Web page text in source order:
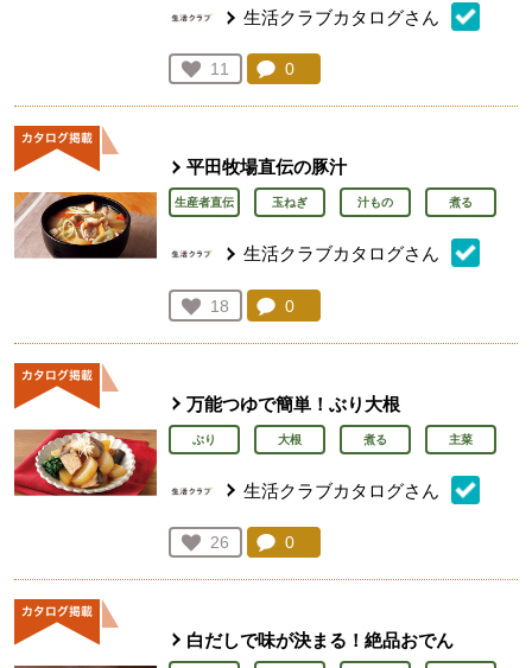
生活クラブカタログさん
お気に入り登録：
11
人が登録
コメント：
0
平田牧場直伝の豚汁
生産者直伝 玉ねぎ 汁もの 煮る
生活クラブカタログさん
お気に入り登録：
18
人が登録
コメント：
0
万能つゆで簡単！ぶり大根
ぶり 大根 煮る 主菜
生活クラブカタログさん
お気に入り登録：
26
人が登録
コメント：
0
白だしで味が決まる！絶品おでん